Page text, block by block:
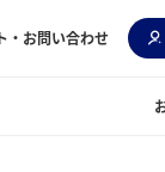
・お問い合わせ